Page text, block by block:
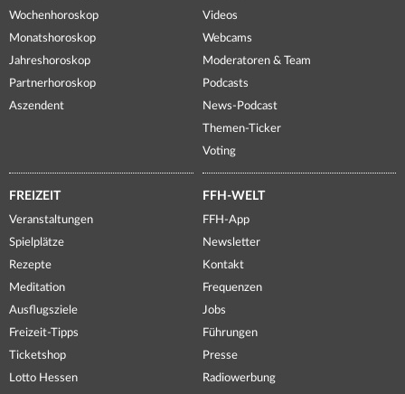
Wochenhoroskop
Monatshoroskop
Jahreshoroskop
Partnerhoroskop
Aszendent
Videos
Webcams
Moderatoren & Team
Podcasts
News-Podcast
Themen-Ticker
Voting
FREIZEIT
Veranstaltungen
Spielplätze
Rezepte
Meditation
Ausflugsziele
Freizeit-Tipps
Ticketshop
Lotto Hessen
FFH-WELT
FFH-App
Newsletter
Kontakt
Frequenzen
Jobs
Führungen
Presse
Radiowerbung